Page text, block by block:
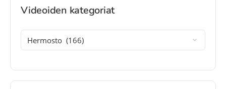
Videoiden kategoriat